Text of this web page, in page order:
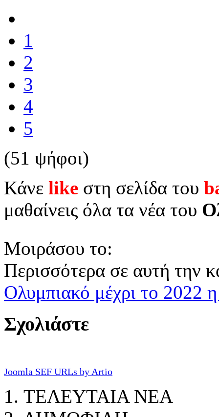
1
2
3
4
5
(51 ψήφοι)
Κάνε like στη σελίδα του
μαθαίνεις όλα τα νέα του
Μοιράσου το:
Περισσότερα σε αυτή την
Ολυμπιακό μέχρι το 2022
Σχολιάστε
Joomla SEF URLs by Artio
ΤΕΛΕΥΤΑΙΑ ΝΕΑ